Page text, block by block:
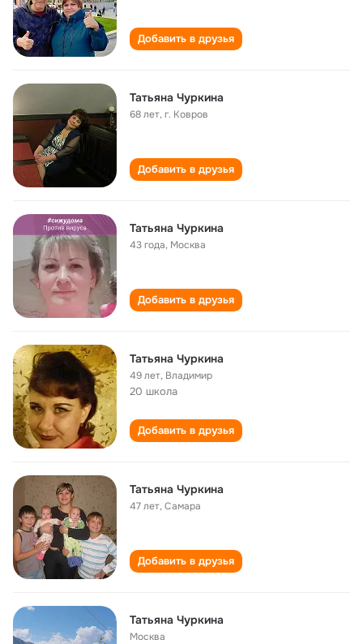
Добавить в друзья
Татьяна Чуркина
68 лет,г. Ковров
Добавить в друзья
Татьяна Чуркина
43 года, Москва
Добавить в друзья
Татьяна Чуркина
49 лет, Владимир
20 школа
Добавить в друзья
Татьяна Чуркина
47 лет,Самара
Добавить в друзья
Татьяна Чуркина
Москва